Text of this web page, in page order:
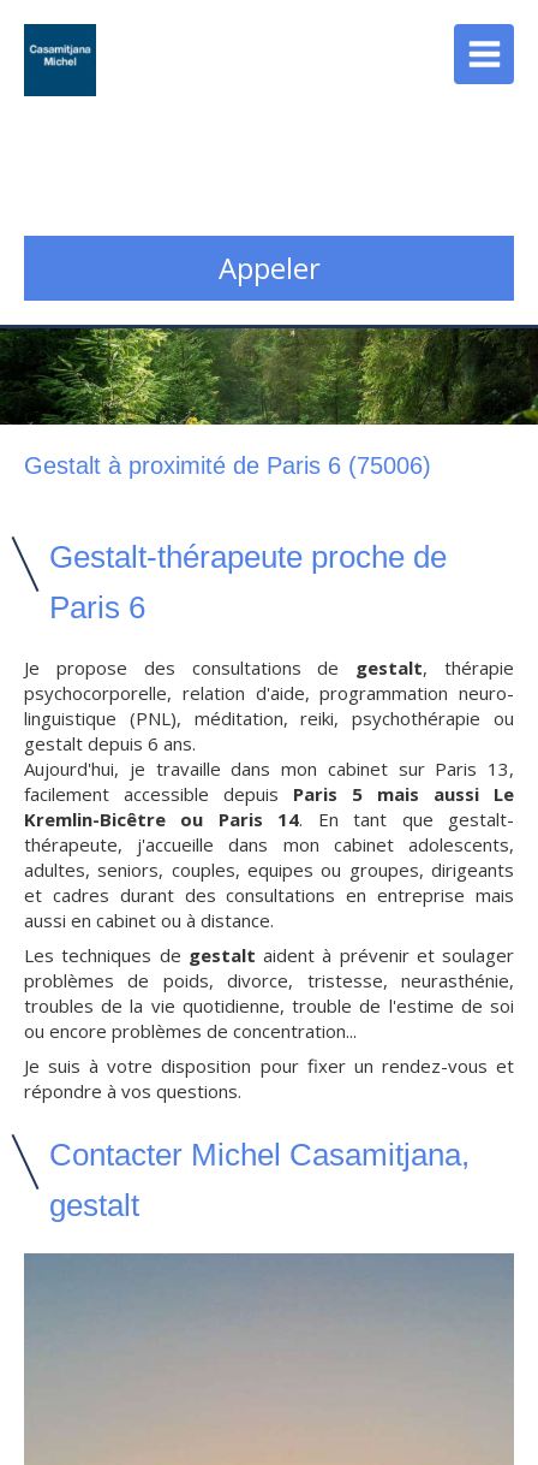
Appeler
Gestalt à proximité de Paris 6 (75006)
Gestalt-thérapeute proche de
Paris 6
Je propose des consultations de gestalt, thérapie
psychocorporelle, relation d'aide, programmation neuro-
linguistique (PNL), méditation, reiki, psychothérapie ou
gestalt depuis 6 ans.
Aujourd'hui, je travaille dans mon cabinet sur Paris 13,
facilement accessible depuis Paris 5 mais aussi Le
Kremlin-Bicêtre ou Paris 14. En tant que gestalt-
thérapeute, j'accueille dans mon cabinet adolescents,
adultes, seniors, couples, equipes ou groupes, dirigeants
et cadres durant des consultations en entreprise mais
aussi en cabinet ou à distance.
Les techniques de gestalt aident à prévenir et soulager
problèmes de poids, divorce, tristesse, neurasthénie,
troubles de la vie quotidienne, trouble de l'estime de soi
ou encore problèmes de concentration...
Je suis à votre disposition pour fixer un rendez-vous et
répondre à vos questions.
Contacter Michel Casamitjana,
gestalt